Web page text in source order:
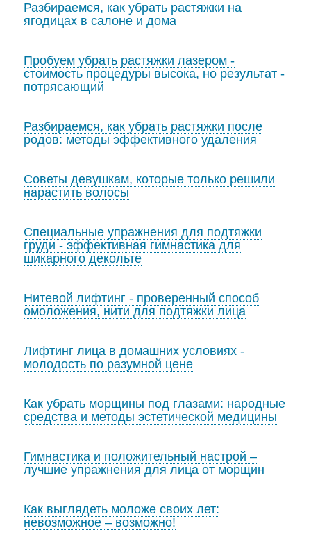
Разбираемся, как убрать растяжки на
ягодицах в салоне и дома
Пробуем убрать растяжки лазером -
стоимость процедуры высока, но результат -
потрясающий
Разбираемся, как убрать растяжки после
родов: методы эффективного удаления
Советы девушкам, которые только решили
нарастить волосы
Специальные упражнения для подтяжки
груди - эффективная гимнастика для
шикарного декольте
Нитевой лифтинг - проверенный способ
омоложения, нити для подтяжки лица
Лифтинг лица в домашних условиях -
молодость по разумной цене
Как убрать морщины под глазами: народные
средства и методы эстетической медицины
Гимнастика и положительный настрой –
лучшие упражнения для лица от морщин
Как выглядеть моложе своих лет:
невозможное – возможно!